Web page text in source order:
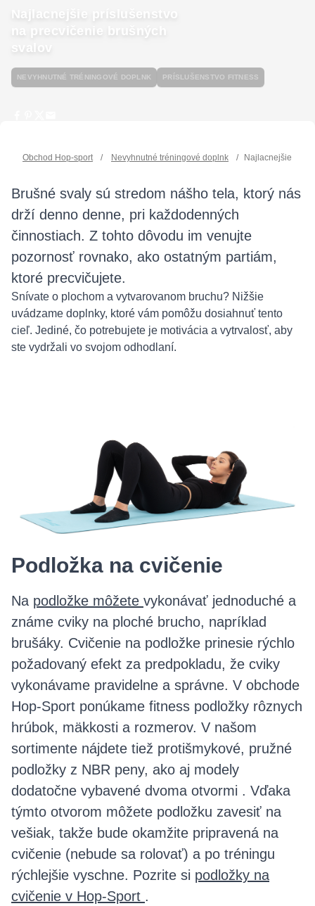
Najlacnejšie príslušenstvo
na precvičenie brušných
svalov
NEVYHNUTNÉ TRÉNINGOVÉ DOPLNK PRÍSLUŠENSTVO FITNESS
Obchod Hop-sport / Nevyhnutné tréningové doplnk / Najlacnejšie
Brušné svaly sú stredom nášho tela, ktorý nás
drží denno denne, pri každodenných
činnostiach. Z tohto dôvodu im venujte
pozornosť rovnako, ako ostatným partiám,
ktoré precvičujete.
Snívate o plochom a vytvarovanom bruchu? Nižšie
uvádzame doplnky, ktoré vám pomôžu dosiahnuť tento
cieľ. Jediné, čo potrebujete je motivácia a vytrvalosť, aby
ste vydržali vo svojom odhodlaní.
Podložka na cvičenie
Na podložke môžete vykonávať jednoduché a
známe cviky na ploché brucho, napríklad
brušáky. Cvičenie na podložke prinesie rýchlo
požadovaný efekt za predpokladu, že cviky
vykonávame pravidelne a správne. V obchode
Hop-Sport ponúkame fitness podložky rôznych
hrúbok, mäkkosti a rozmerov. V našom
sortimente nájdete tiež protišmykové, pružné
podložky z NBR peny, ako aj modely
dodatočne vybavené dvoma otvormi . Vďaka
týmto otvorom môžete podložku zavesiť na
vešiak, takže bude okamžite pripravená na
cvičenie (nebude sa rolovať) a po tréningu
rýchlejšie vyschne. Pozrite si podložky na
cvičenie v Hop-Sport .